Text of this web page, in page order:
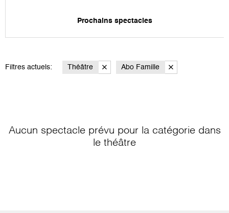
Prochains spectacles
Filtres actuels: Théâtre Abo Famille
Aucun spectacle prévu pour la catégorie dans
le théâtre